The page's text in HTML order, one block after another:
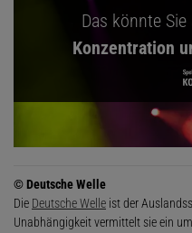
Das könnte
Konzentration
© Deutsche Welle
Die Deutsche Welle ist der
Unabhängigkeit vermittelt sie ein